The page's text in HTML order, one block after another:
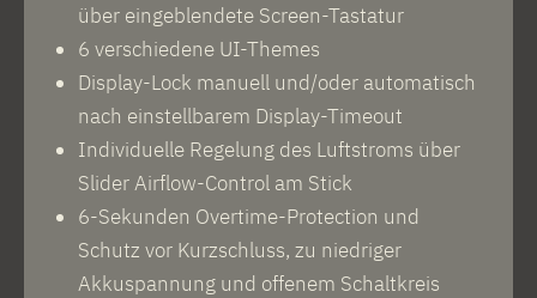
über eingeblendete Screen-Tastatur
6 verschiedene UI-Themes
Display-Lock manuell und/oder automatisch
nach einstellbarem Display-Timeout
Individuelle Regelung des Luftstroms über
Slider Airflow-Control am Stick
6-Sekunden Overtime-Protection und
Schutz vor Kurzschluss, zu niedriger
Akkuspannung und offenem Schaltkreis